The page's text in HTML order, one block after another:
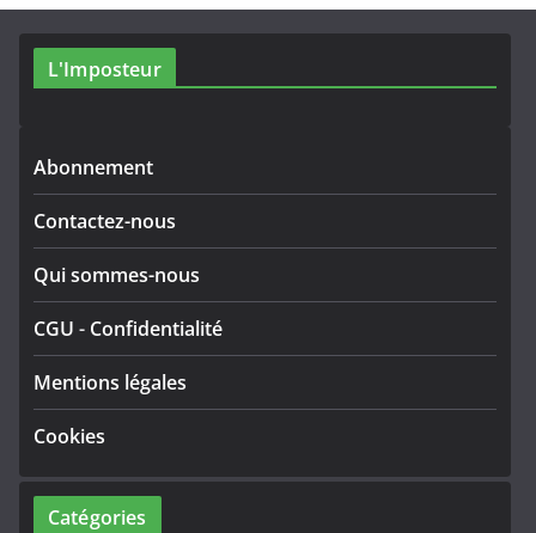
L'Imposteur
Abonnement
Contactez-nous
Qui sommes-nous
CGU - Confidentialité
Mentions légales
Cookies
Catégories